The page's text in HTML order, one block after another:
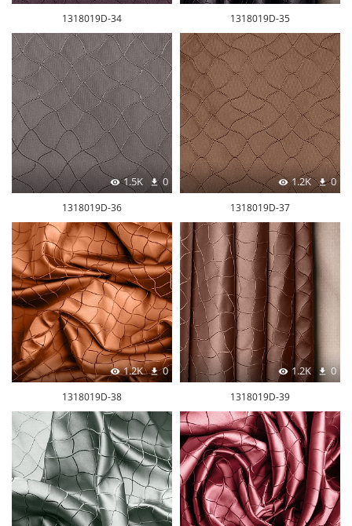
1318019D-34 1318019D-35
1.5K 0
1318019D-36
1.2K 0
1318019D-37
1.2K 0
1318019D-38
1.2K 0
1318019D-39